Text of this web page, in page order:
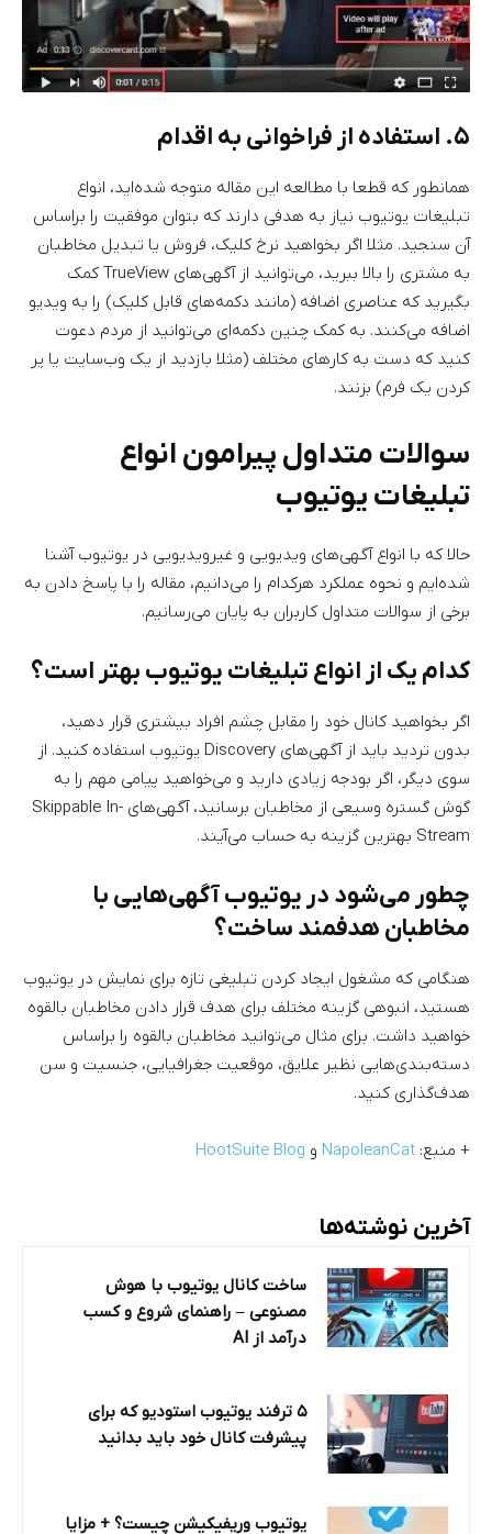
۵. استفاده از فراخوانی به اقدام
همانطور که قطعا با مطالعه این مقاله متوجه شده‌اید، انواع
تبلیغات یوتیوب نیاز به هدفی دارند که بتوان موفقیت را براساس
آن سنجید. مثلا اگر بخواهید نرخ کلیک، فروش یا تبدیل مخاطبان
به مشتری را بالا ببرید، می‌توانید از آگهی‌های TrueView کمک
بگیرید که عناصری اضافه (مانند دکمه‌های قابل کلیک) را به ویدیو
اضافه می‌کنند. به کمک چنین دکمه‌ای می‌توانید از مردم دعوت
کنید که دست به کارهای مختلف (مثلا بازدید از یک وب‌سایت یا پر
کردن یک فرم) بزنند.
سوالات متداول پیرامون انواع
تبلیغات یوتیوب
حالا که با انواع آگهی‌های ویدیویی و غیرویدیویی در یوتیوب آشنا
شده‌ایم و نحوه عملکرد هرکدام را می‌دانیم، مقاله را با پاسخ دادن به
برخی از سوالات متداول کاربران به پایان می‌رسانیم.
کدام یک از انواع تبلیغات یوتیوب بهتر است؟
اگر بخواهید کانال خود را مقابل چشم افراد بیشتری قرار دهید،
بدون تردید باید از آگهی‌های Discovery یوتیوب استفاده کنید. از
سوی دیگر، اگر بودجه زیادی دارید و می‌خواهید پیامی مهم را به
گوش گستره وسیعی از مخاطبان برسانید، آگهی‌های Skippable In-
Stream بهترین گزینه به حساب می‌آیند.
چطور می‌شود در یوتیوب آگهی‌هایی با
مخاطبان هدفمند ساخت؟
هنگامی که مشغول ایجاد کردن تبلیغی تازه برای نمایش در یوتیوب
هستید، انبوهی گزینه مختلف برای هدف قرار دادن مخاطبان بالقوه
خواهید داشت. برای مثال می‌توانید مخاطبان بالقوه را براساس
دسته‌بندی‌هایی نظیر علایق، موقعیت جغرافیایی، جنسیت و سن
هدف‌گذاری کنید.
+ منبع: NapoleanCat و HootSuite Blog
آخرین نوشته‌ها
ساخت کانال یوتیوب با هوش
مصنوعی – راهنمای شروع و کسب
درآمد از AI
۵ ترفند یوتیوب استودیو که برای
پیشرفت کانال خود باید بدانید
یوتیوب وریفیکیشن چیست؟ + مزایا